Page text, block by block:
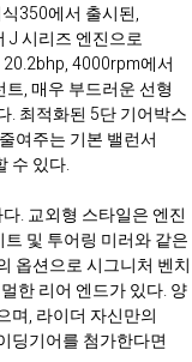
350에서 출시된,
J 시리즈 엔진으로
4000rpm에서
, 매우 부드러운 선형
. 최적화된 5단 기어박스
여주는 기본 밸런서
수 있다.
. 교외형 스타일은 엔진
및 투어링 미러와 같은
옵션으로 시그니처 벤치
한 리어 엔드가 있다. 양
며, 라이더 자신만의
딩기어를 첨가한다면